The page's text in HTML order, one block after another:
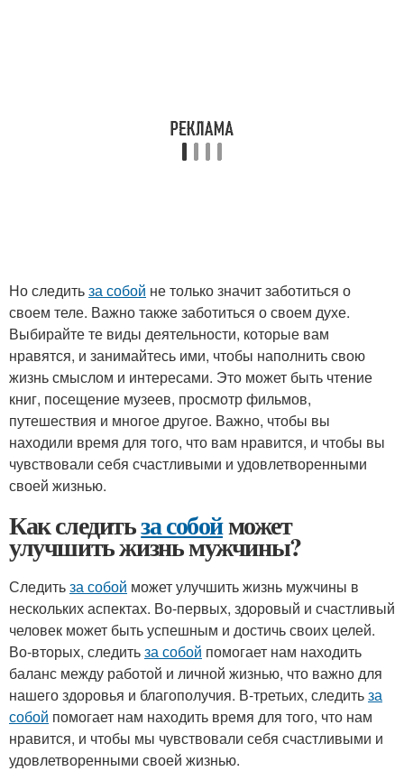
Но следитьза собой не только значит заботиться о
своем теле. Важно также заботиться о своем духе.
Выбирайте те виды деятельности, которые вам
нравятся, и занимайтесь ими, чтобы наполнить свою
жизнь смыслом и интересами. Это может быть чтение
книг, посещение музеев, просмотр фильмов,
путешествия и многое другое. Важно, чтобы вы
находили время для того, что вам нравится, и чтобы вы
чувствовали себя счастливыми и удовлетворенными
своей жизнью.
Как следитьза собойможет
улучшить жизнь мужчины?
Следитьза собой может улучшить жизнь мужчины в
нескольких аспектах. Во-первых, здоровый и счастливый
человек может быть успешным и достичь своих целей.
Во-вторых, следитьза собой помогает нам находить
баланс между работой и личной жизнью, что важно для
нашего здоровья и благополучия. В-третьих, следитьза
собой помогает нам находить время для того, что нам
нравится, и чтобы мы чувствовали себя счастливыми и
удовлетворенными своей жизнью.